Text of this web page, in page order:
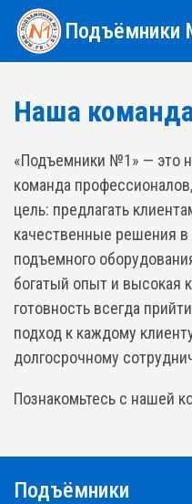
Подъёмники
Наша
«Подъемники №1» — это
команда
цель: предлагать
качественные решения
подъемного
богатый опыт и высокая
готовность всегда
подход к каждому
долгосрочному
Познакомьтесь с нашей
Подъёмники